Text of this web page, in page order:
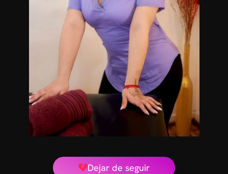
Dejar de seguir